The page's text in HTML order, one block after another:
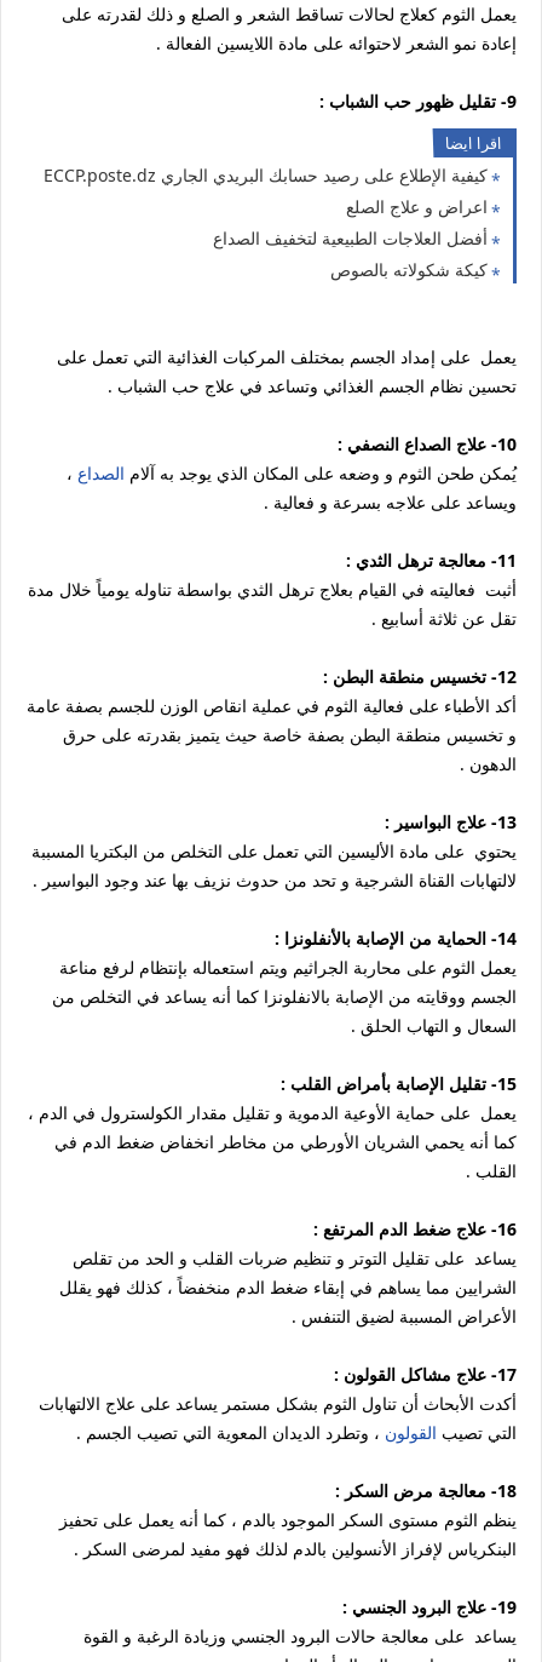
يعمل الثوم كعلاج لحالات تساقط الشعر و الصلع و ذلك لقدرته على
إعادة نمو الشعر لاحتوائه على مادة اللايسين الفعالة .
9- تقليل ظهور حب الشباب :
اقرا ايضا
كيفية الإطلاع على رصيد حسابك البريدي الجاري ECCP.poste.dz
اعراض و علاج الصلع
أفضل العلاجات الطبيعية لتخفيف الصداع
كيكة شكولاته بالصوص
يعمل على إمداد الجسم بمختلف المركبات الغذائية التي تعمل على
تحسين نظام الجسم الغذائي وتساعد في علاج حب الشباب .
10- علاج الصداع النصفي :
يُمكن طحن الثوم و وضعه على المكان الذي يوجد به آلام الصداع ،
ويساعد على علاجه بسرعة و فعالية .
11- معالجة ترهل الثدي :
أثبت فعاليته في القيام بعلاج ترهل الثدي بواسطة تناوله يومياً خلال مدة
تقل عن ثلاثة أسابيع .
12- تخسيس منطقة البطن :
أكد الأطباء على فعالية الثوم في عملية انقاص الوزن للجسم بصفة عامة
و تخسيس منطقة البطن بصفة خاصة حيث يتميز بقدرته على حرق
الدهون .
13- علاج البواسير :
يحتوي على مادة الأليسين التي تعمل على التخلص من البكتريا المسببة
لالتهابات القناة الشرجية و تحد من حدوث نزيف بها عند وجود البواسير .
14- الحماية من الإصابة بالأنفلونزا :
يعمل الثوم على محاربة الجراثيم ويتم استعماله بإنتظام لرفع مناعة
الجسم ووقايته من الإصابة بالانفلونزا كما أنه يساعد في التخلص من
السعال و التهاب الحلق .
15- تقليل الإصابة بأمراض القلب :
يعمل على حماية الأوعية الدموية و تقليل مقدار الكولسترول في الدم ،
كما أنه يحمي الشريان الأورطي من مخاطر انخفاض ضغط الدم في
القلب .
16- علاج ضغط الدم المرتفع :
يساعد على تقليل التوتر و تنظيم ضربات القلب و الحد من تقلص
الشرايين مما يساهم في إبقاء ضغط الدم منخفضاً ، كذلك فهو يقلل
الأعراض المسببة لضيق التنفس .
17- علاج مشاكل القولون :
أكدت الأبحاث أن تناول الثوم بشكل مستمر يساعد على علاج الالتهابات
التي تصيب القولون ، وتطرد الديدان المعوية التي تصيب الجسم .
18- معالجة مرض السكر :
ينظم الثوم مستوى السكر الموجود بالدم ، كما أنه يعمل على تحفيز
البنكرياس لإفراز الأنسولين بالدم لذلك فهو مفيد لمرضى السكر .
19- علاج البرود الجنسي :
يساعد على معالجة حالات البرود الجنسي وزيادة الرغبة و القوة